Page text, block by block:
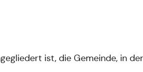
ist, die Gemeinde, in